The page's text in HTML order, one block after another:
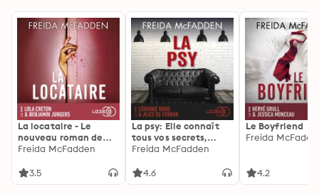
La locataire - Le
nouveau roman de
l'autrice de La femme
Freida McFadden
3.5
La psy: Elle connaît
tous vos secrets,
découvrez les siens ...
Freida McFadden
4.6
Le Boyfriend
Freida
4.2